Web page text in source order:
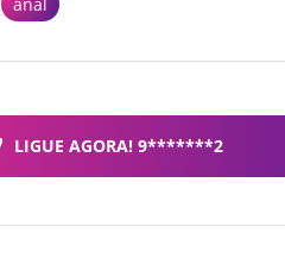
LIGUE AGORA! 9*******2